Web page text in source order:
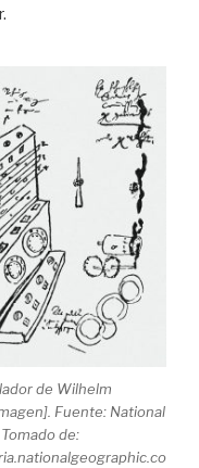
de Wilhelm
Fuente: National
de: